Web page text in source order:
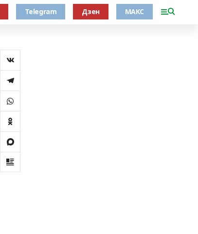
Telegram Дзен МАКС